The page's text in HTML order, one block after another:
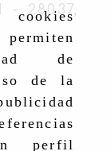
de
de la
perfil
- 28037,